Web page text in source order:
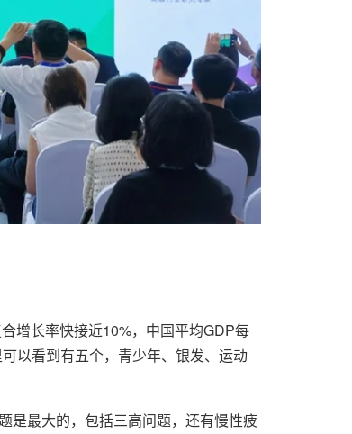
增长率快接近10%，中国平均GDP每
以看到有五个，青少年、银发、运动
是最大的，包括三高问题，还有慢性疲